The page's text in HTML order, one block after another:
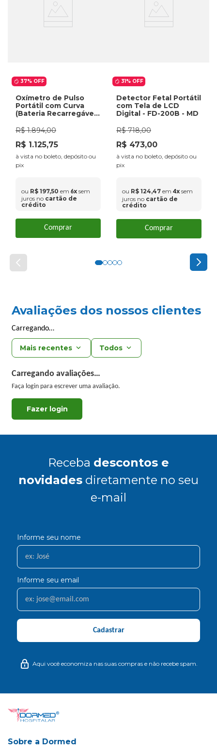
37% OFF
Oxímetro de Pulso
Portátil com Curva
(Bateria Recarregável
Medtech
R$ 1.894,00
R$ 1.125,75
à vista no boleto, depósito ou
pix
ou R$ 197,50 em 6x sem
juros no cartão de
crédito
Comprar
31% OFF
Detector Fetal Portátil
com Tela de LCD
Digital - FD-200B - MD
R$ 718,00
R$ 473,00
à vista no boleto, depósito ou
pix
ou R$ 124,47 em 4x sem
juros no cartão de
crédito
Comprar
Avaliações dos nossos clientes
Carregando…
Faça login para escrever uma avaliação.
Mais recentes Todos
Carregando avaliações…
Receba descontos e
novidades diretamente no seu
e-mail
Informe seu nome
Informe seu email
Cadastrar
Aqui você economiza nas suas compras e não recebe spam.
Sobre a Dormed